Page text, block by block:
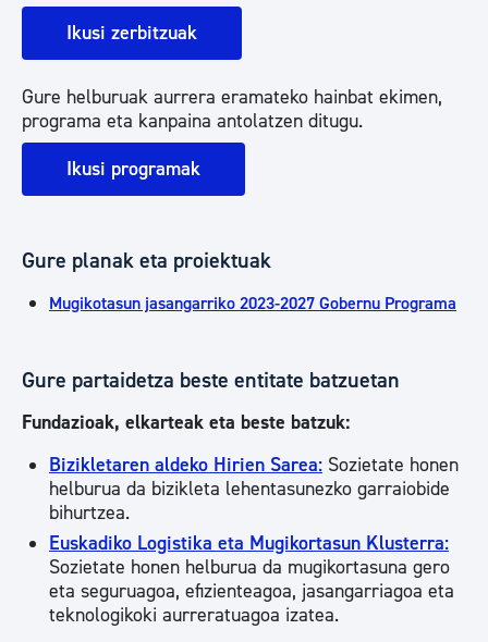
Ikusi zerbitzuak
Gure helburuak aurrera eramateko hainbat ekimen,
programa eta kanpaina antolatzen ditugu.
Ikusi programak
Gure planak eta proiektuak
Mugikotasun jasangarriko 2023-2027 Gobernu Programa
Gure partaidetza beste entitate batzuetan
Fundazioak, elkarteak eta beste batzuk:
Bizikletaren aldeko Hirien Sarea: Sozietate honen
helburua da bizikleta lehentasunezko garraiobide
bihurtzea.
Euskadiko Logistika eta Mugikortasun Klusterra:
Sozietate honen helburua da mugikortasuna gero
eta seguruagoa, efizienteagoa, jasangarriagoa eta
teknologikoki aurreratuagoa izatea.